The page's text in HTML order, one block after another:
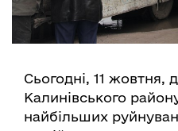
Сьогодні, 11 жовтня,
Калинівського
найбільших